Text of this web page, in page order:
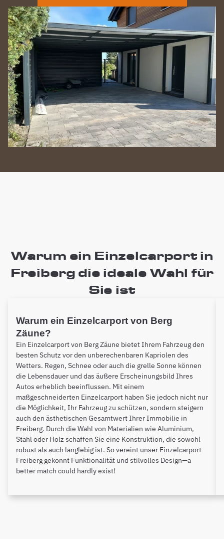
Warum ein Einzelcarport in
Freiberg die ideale Wahl für
Sie ist
Warum ein Einzelcarport von Berg
Zäune?
Ein Einzelcarport von Berg Zäune bietet Ihrem Fahrzeug den
besten Schutz vor den unberechenbaren Kapriolen des
Wetters. Regen, Schnee oder auch die grelle Sonne können
die Lebensdauer und das äußere Erscheinungsbild Ihres
Autos erheblich beeinflussen. Mit einem
maßgeschneiderten Einzelcarport haben Sie jedoch nicht nur
die Möglichkeit, Ihr Fahrzeug zu schützen, sondern steigern
auch den ästhetischen Gesamtwert Ihrer Immobilie in
Freiberg. Durch die Wahl von Materialien wie Aluminium,
Stahl oder Holz schaffen Sie eine Konstruktion, die sowohl
robust als auch langlebig ist. So vereint unser Einzelcarport
Freiberg gekonnt Funktionalität und stilvolles Design—a
better match could hardly exist!